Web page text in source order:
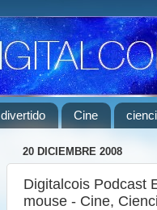
divertido Cine
20 DICIEMBRE 2008
Digitalcois Podcast
mouse - Cine,